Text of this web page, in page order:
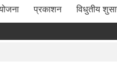
प्रकाशन विधुतीय